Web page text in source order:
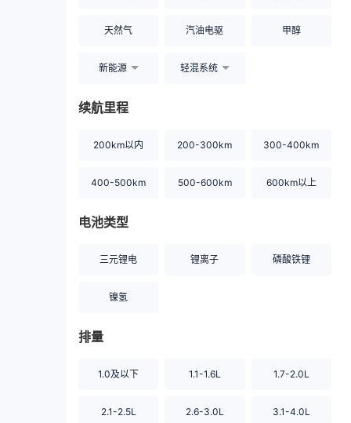
天然气 汽油电驱 甲醇
新能源 轻混系统
续航里程
200km以内 200-300km 300-400km
400-500km 500-600km 600km以上
电池类型
三元锂电 锂离子 磷酸铁锂
镍氢
排量
1.0及以下 1.1-1.6L 1.7-2.0L
2.1-2.5L 2.6-3.0L 3.1-4.0L